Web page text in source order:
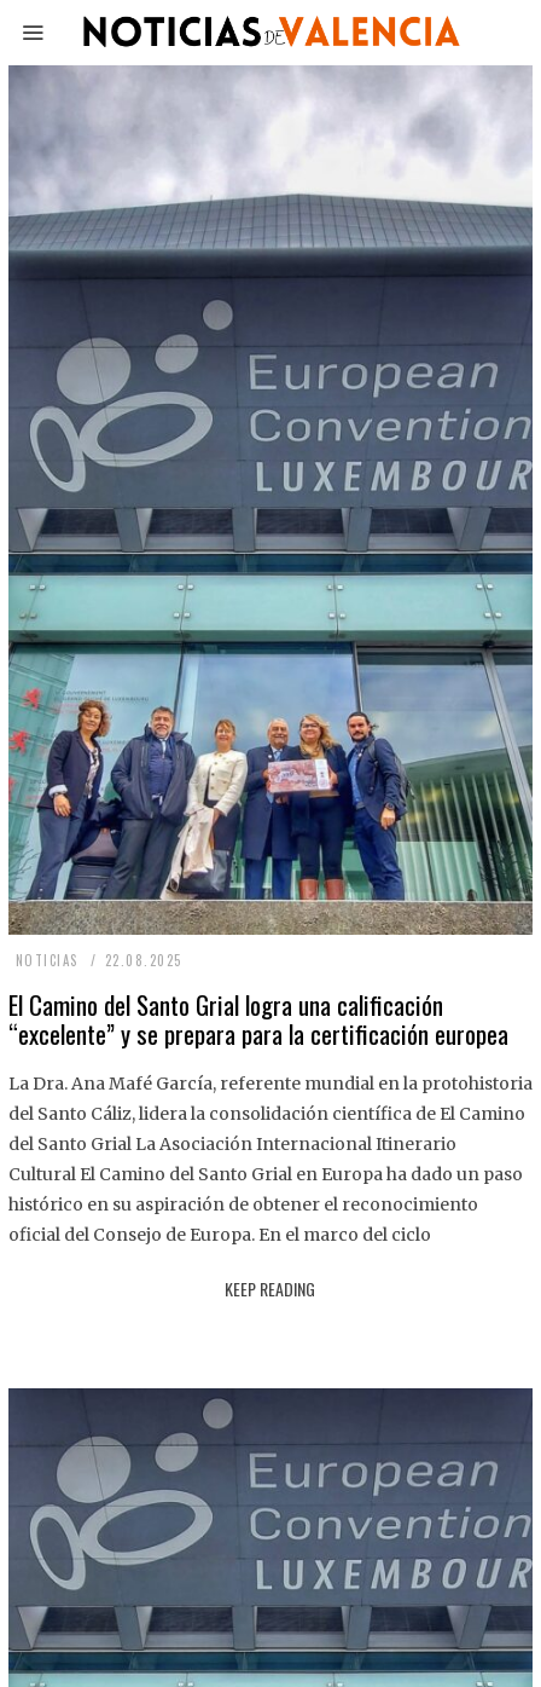
NOTICIAS 22.08.2025
.
8
2
2
El Camino del Santo Grial logra una calificación
“excelente” y se prepara para la certificación europea
La Dra. Ana Mafé García, referente mundial en la protohistoria
del Santo Cáliz, lidera la consolidación científica de El Camino
del Santo Grial La Asociación Internacional Itinerario
Cultural El Camino del Santo Grial en Europa ha dado un paso
histórico en su aspiración de obtener el reconocimiento
oficial del Consejo de Europa. En el marco del ciclo
KEEP READING